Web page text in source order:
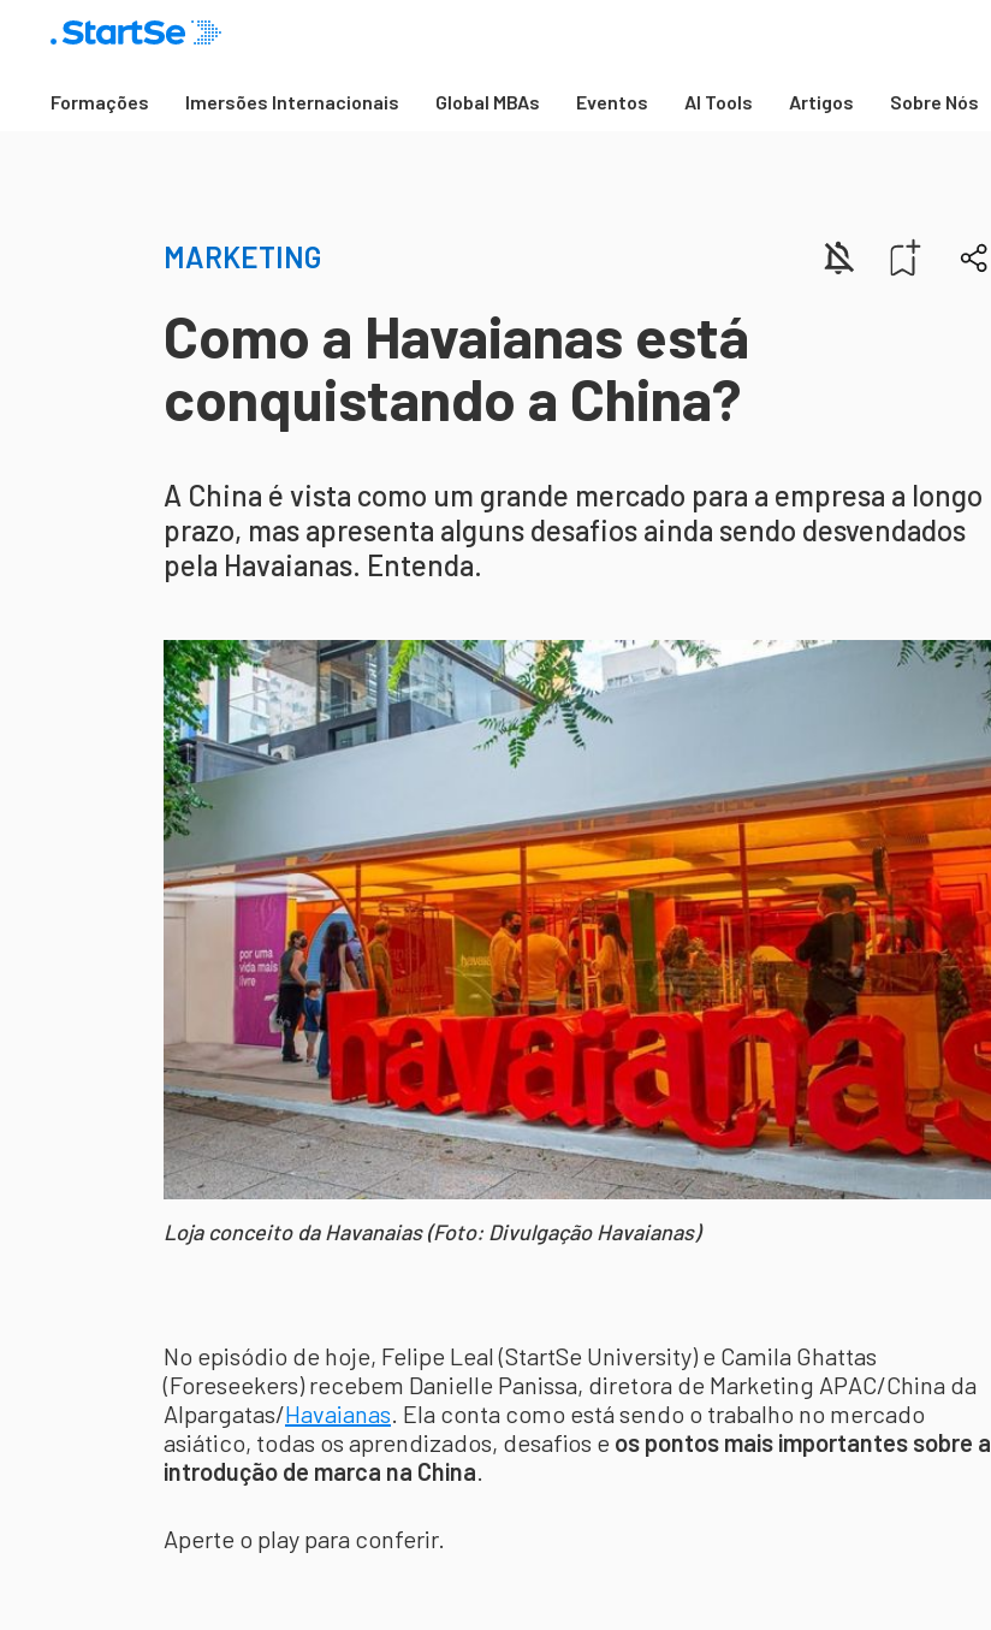
Formações Imersões Internacionais Global MBAs Eventos AI Tools Artigos Sobre Nós
MARKETING
Como a Havaianas está
conquistando a China?
A China é vista como um grande mercado para a empresa a longo
prazo, mas apresenta alguns desafios ainda sendo desvendados
pela Havaianas. Entenda.
Loja conceito da Havanaias (Foto: Divulgação Havaianas)
No episódio de hoje, Felipe Leal (StartSe University) e Camila Ghattas
(Foreseekers) recebem Danielle Panissa, diretora de Marketing APAC/China da
Alpargatas/Havaianas. Ela conta como está sendo o trabalho no mercado
asiático, todas os aprendizados, desafios e os pontos mais importantes sobre a
introdução de marca na China.
Aperte o play para conferir.